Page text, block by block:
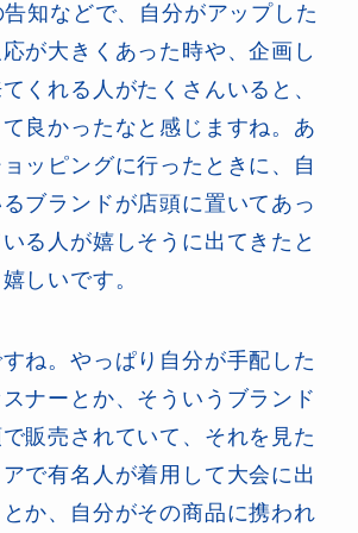
知などで、自分がアップした
が大きくあった時や、企画し
くれる人がたくさんいると、
良かったなと感じますね。あ
ッピングに行ったときに、自
ブランドが店頭に置いてあっ
る人が嬉しそうに出てきたと
しいです。
ね。やっぱり自分が手配した
ナーとか、そういうブランド
販売されていて、それを見た
で有名人が着用して大会に出
か、自分がその商品に携われ